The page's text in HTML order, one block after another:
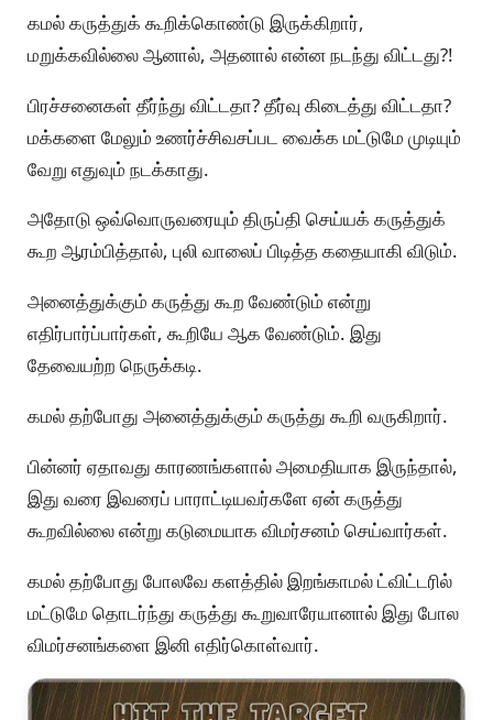
கமல் கருத்துக் கூறிக்கொண்டு இருக்கிறார்,
மறுக்கவில்லை ஆனால், அதனால் என்ன நடந்து விட்டது?!
பிரச்சனைகள் தீர்ந்து விட்டதா? தீர்வு கிடைத்து விட்டதா?
மக்களை மேலும் உணர்ச்சிவசப்பட வைக்க மட்டுமே முடியும்
வேறு எதுவும் நடக்காது.
அதோடு ஒவ்வொருவரையும் திருப்தி செய்யக் கருத்துக்
கூற ஆரம்பித்தால், புலி வாலைப் பிடித்த கதையாகி விடும்.
அனைத்துக்கும் கருத்து கூற வேண்டும் என்று
எதிர்பார்ப்பார்கள், கூறியே ஆக வேண்டும். இது
தேவையற்ற நெருக்கடி.
கமல் தற்போது அனைத்துக்கும் கருத்து கூறி வருகிறார்.
பின்னர் ஏதாவது காரணங்களால் அமைதியாக இருந்தால்,
இது வரை இவரைப் பாராட்டியவர்களே ஏன் கருத்து
கூறவில்லை என்று கடுமையாக விமர்சனம் செய்வார்கள்.
கமல் தற்போது போலவே களத்தில் இறங்காமல் ட்விட்டரில்
மட்டுமே தொடர்ந்து கருத்து கூறுவாரேயானால் இது போல
விமர்சனங்களை இனி எதிர்கொள்வார்.